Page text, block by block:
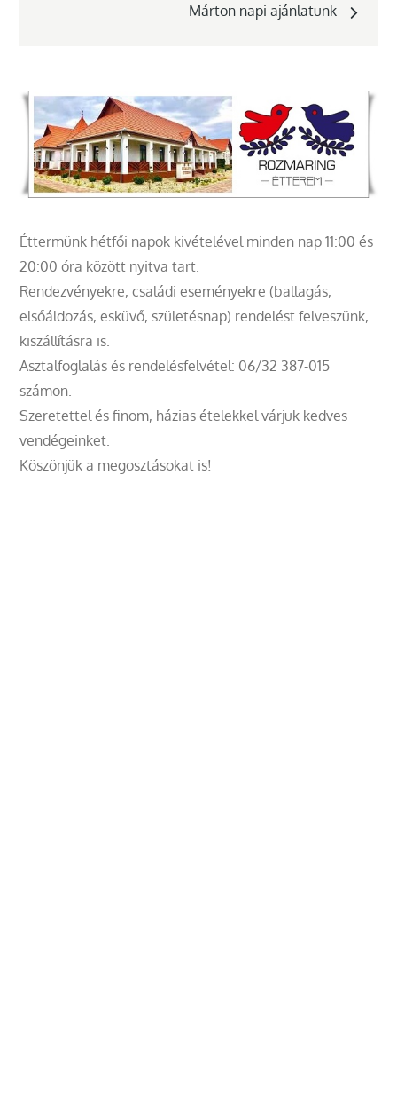
Márton napi ajánlatunk
Éttermünk hétfői napok kivételével minden nap 11:00 és
20:00 óra között nyitva tart.
Rendezvényekre, családi eseményekre (ballagás,
elsőáldozás, esküvő, születésnap) rendelést felveszünk,
kiszállításra is.
Asztalfoglalás és rendelésfelvétel: 06/32 387-015
számon.
Szeretettel és finom, házias ételekkel várjuk kedves
vendégeinket.
Köszönjük a megosztásokat is!